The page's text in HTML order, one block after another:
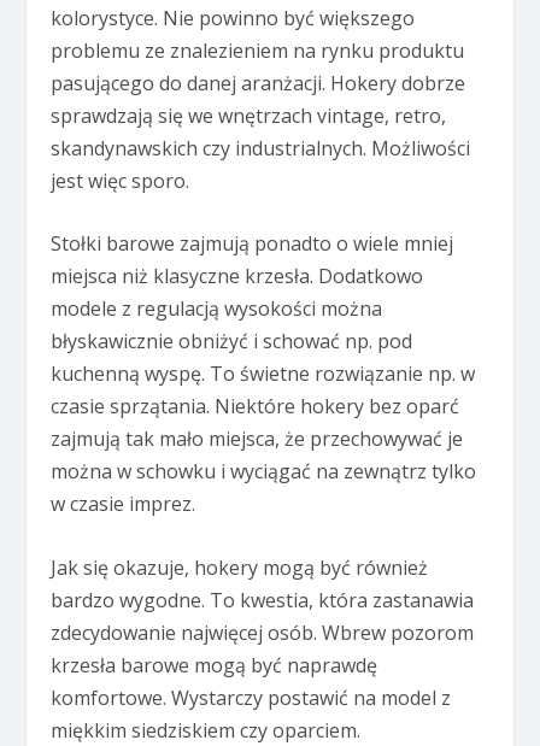
kolorystyce. Nie powinno być większego
problemu ze znalezieniem na rynku produktu
pasującego do danej aranżacji. Hokery dobrze
sprawdzają się we wnętrzach vintage, retro,
skandynawskich czy industrialnych. Możliwości
jest więc sporo.
Stołki barowe zajmują ponadto o wiele mniej
miejsca niż klasyczne krzesła. Dodatkowo
modele z regulacją wysokości można
błyskawicznie obniżyć i schować np. pod
kuchenną wyspę. To świetne rozwiązanie np. w
czasie sprzątania. Niektóre hokery bez oparć
zajmują tak mało miejsca, że przechowywać je
można w schowku i wyciągać na zewnątrz tylko
w czasie imprez.
Jak się okazuje, hokery mogą być również
bardzo wygodne. To kwestia, która zastanawia
zdecydowanie najwięcej osób. Wbrew pozorom
krzesła barowe mogą być naprawdę
komfortowe. Wystarczy postawić na model z
miękkim siedziskiem czy oparciem.